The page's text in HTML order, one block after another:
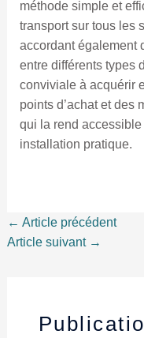
méthode simple et
transport sur tous les
accordant également
entre différents types
conviviale à acquérir
points d’achat et des
qui la rend
installation pratique.
← Article précédent
Article suivant →